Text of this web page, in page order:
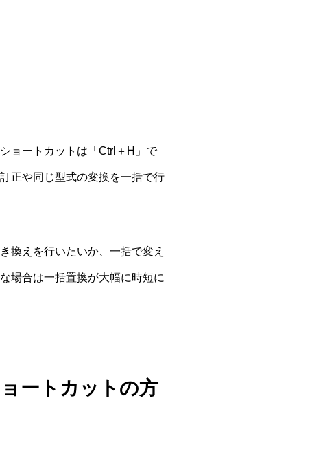
ョートカットは「Ctrl＋H」で
正や同じ型式の変換を一括で行
換えを行いたいか、一括で変え
場合は一括置換が大幅に時短に
ートカットの方